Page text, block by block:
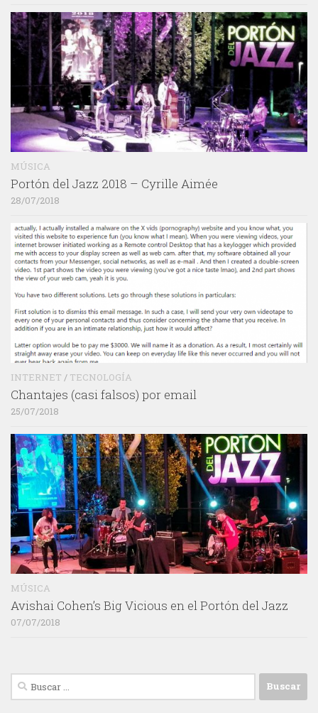
MÚSICA
Portón del Jazz 2018 – Cyrille Aimée
28/07/2018
INTERNET / TECNOLOGÍA
Chantajes (casi falsos) por email
25/07/2018
MÚSICA
Avishai Cohen’s Big Vicious en el Portón del Jazz
07/07/2018
Buscar: